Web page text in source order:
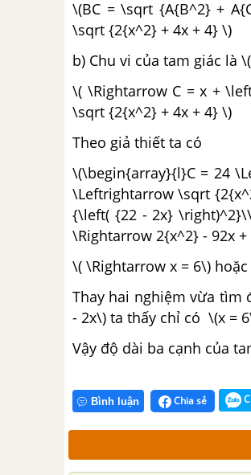
\(BC = \sqrt {A{B^2} +
\sqrt {2{x^2} + 4x + 4} \)
b) Chu vi của tam giác là
\( \Rightarrow C = x +
\sqrt {2{x^2} + 4x + 4} \)
Theo giả thiết ta có
\(\begin{array}{l}C = 24
\Leftrightarrow \sqrt
{\left( {22 - 2x}
\Rightarrow 2{x^2} - 92x
\( \Rightarrow x = 6\)
Thay hai nghiệm vừa tìm
- 2x\) ta thấy chỉ có \(x =
Vậy độ dài ba cạnh của
Bình luận Chia sẻ